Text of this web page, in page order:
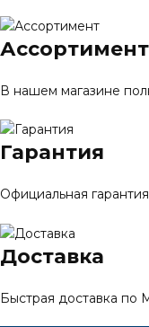
Ассортимент
В нашем магазине
Гарантия
Официальная
Доставка
Быстрая доставка